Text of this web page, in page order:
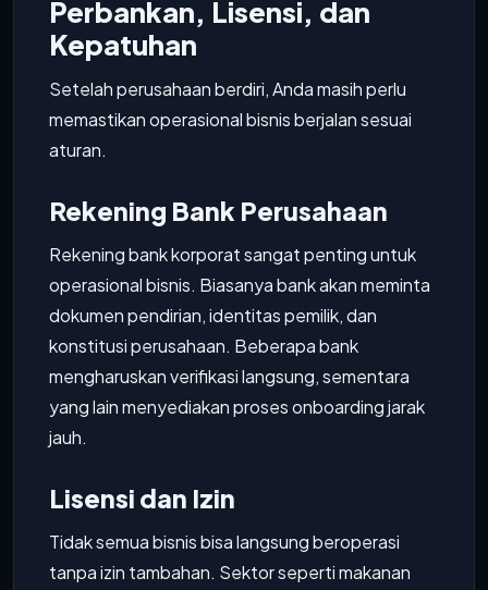
Perbankan, Lisensi, dan
Kepatuhan
Setelah perusahaan berdiri, Anda masih perlu
memastikan operasional bisnis berjalan sesuai
aturan.
Rekening Bank Perusahaan
Rekening bank korporat sangat penting untuk
operasional bisnis. Biasanya bank akan meminta
dokumen pendirian, identitas pemilik, dan
konstitusi perusahaan. Beberapa bank
mengharuskan verifikasi langsung, sementara
yang lain menyediakan proses onboarding jarak
jauh.
Lisensi dan Izin
Tidak semua bisnis bisa langsung beroperasi
tanpa izin tambahan. Sektor seperti makanan